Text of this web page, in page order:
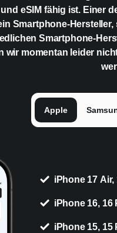
eSIM fähig ist. Einer
Smartphone-
Smartphone-
wir momentan leider
Apple
iPhone 17 Air,
iPhone 16, 16
iPhone 15, 15